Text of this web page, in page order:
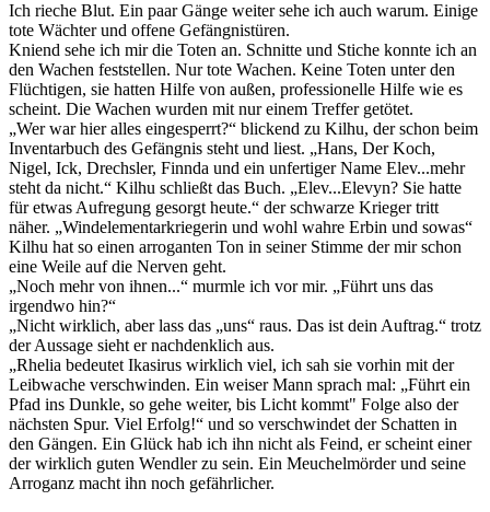
Ich rieche Blut. Ein paar Gänge weiter sehe ich auch warum. Einige
tote Wächter und offene Gefängnistüren.
Kniend sehe ich mir die Toten an. Schnitte und Stiche konnte ich an
den Wachen feststellen. Nur tote Wachen. Keine Toten unter den
Flüchtigen, sie hatten Hilfe von außen, professionelle Hilfe wie es
scheint. Die Wachen wurden mit nur einem Treffer getötet.
„Wer war hier alles eingesperrt?“ blickend zu Kilhu, der schon beim
Inventarbuch des Gefängnis steht und liest. „Hans, Der Koch,
Nigel, Ick, Drechsler, Finnda und ein unfertiger Name Elev...mehr
steht da nicht.“ Kilhu schließt das Buch. „Elev...Elevyn? Sie hatte
für etwas Aufregung gesorgt heute.“ der schwarze Krieger tritt
näher. „Windelementarkriegerin und wohl wahre Erbin und sowas“
Kilhu hat so einen arroganten Ton in seiner Stimme der mir schon
eine Weile auf die Nerven geht.
„Noch mehr von ihnen...“ murmle ich vor mir. „Führt uns das
irgendwo hin?“
„Nicht wirklich, aber lass das „uns“ raus. Das ist dein Auftrag.“ trotz
der Aussage sieht er nachdenklich aus.
„Rhelia bedeutet Ikasirus wirklich viel, ich sah sie vorhin mit der
Leibwache verschwinden. Ein weiser Mann sprach mal: „Führt ein
Pfad ins Dunkle, so gehe weiter, bis Licht kommt" Folge also der
nächsten Spur. Viel Erfolg!“ und so verschwindet der Schatten in
den Gängen. Ein Glück hab ich ihn nicht als Feind, er scheint einer
der wirklich guten Wendler zu sein. Ein Meuchelmörder und seine
Arroganz macht ihn noch gefährlicher.